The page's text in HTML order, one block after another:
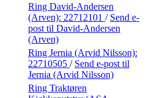
Ring David-Andersen
(Arven): 22712101 / Send e-
post til David-Andersen
(Arven)
Ring Jernia (Arvid Nilsson):
22710505 / Send e-post til
Jernia (Arvid Nilsson)
Ring Traktøren